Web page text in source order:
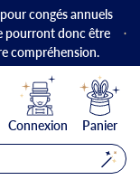
congés annuels
pourront donc être
compréhension.
Connexion Panier